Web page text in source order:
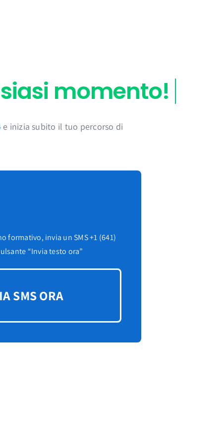
e inizia subito il tuo percorso di
formativo, invia un SMS +1 (641)
“Invia testo ora”
SMS ORA
madre?